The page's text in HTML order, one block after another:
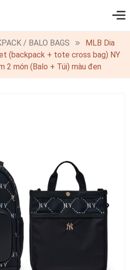
/ BALO BAGS
MLB Dia
(backpack + tote cross bag) NY
2 món (Balo + Túi) màu đen